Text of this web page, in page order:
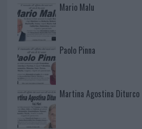
Mario Malu
Paolo Pinna
Martina Agostina Diturco